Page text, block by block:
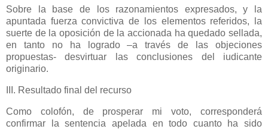
Sobre la base de los razonamientos expresados, y la
apuntada fuerza convictiva de los elementos referidos, la
suerte de la oposición de la accionada ha quedado sellada,
en tanto no ha logrado –a través de las objeciones
propuestas- desvirtuar las conclusiones del iudicante
originario.
III. Resultado final del recurso
Como colofón, de prosperar mi voto, corresponderá
confirmar la sentencia apelada en todo cuanto ha sido